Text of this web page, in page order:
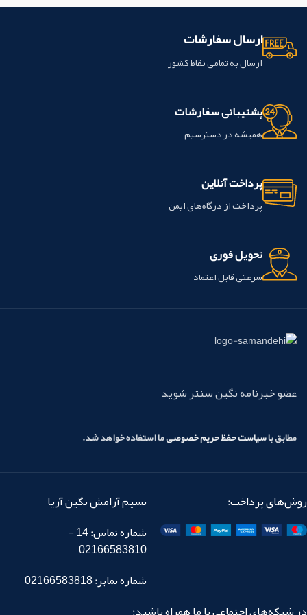
ارسال سفارشات
ارسال به تمامی نقاط کشور
پشتیبانی سفارشات
همیشه در دسترسیم
پرداخت آنلاین
پرداخت از درگاه‌های ایمن
تحویل فوری
سرعتی قابل اعتماد
عضو خبرنامه نگین سنتر شوید
مطابق باسیاست حفظ حریم خصوصیما استفاده خواهد شد.
روش‌های پرداخت:
نسیم آرامش نگین آریا
شماره تماس: 14 -
02166583810
شماره نمابر: 02166583818